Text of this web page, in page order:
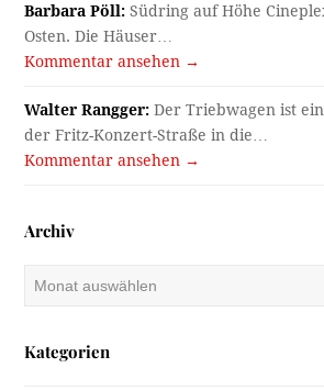
Barbara Pöll: Südring auf Höhe
Osten. Die Häuser…
Kommentar ansehen →
Walter Rangger: Der Triebwagen ist
der Fritz-Konzert-Straße in die…
Kommentar ansehen →
Archiv
Kategorien